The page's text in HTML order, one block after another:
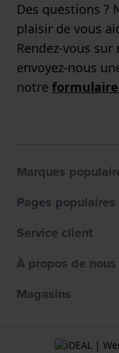
Des questions ?
plaisir de vous
Rendez-vous
envoyez-nous
notre
Marques
Pages populaires
Service client
À propos de nous
Magasins